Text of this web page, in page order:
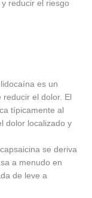
reducir el riesgo
lidocaína es un
el dolor. El
típicamente al
dolor localizado y
se deriva
a menudo en
de leve a